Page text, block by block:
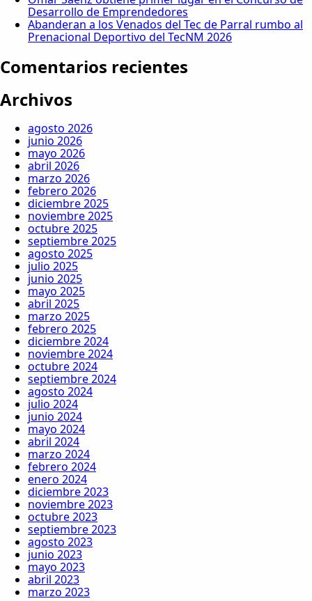
Desarrollo de Emprendedores
Abanderan a los Venados del Tec de Parral rumbo al
Prenacional Deportivo del TecNM 2026
Comentarios recientes
Archivos
agosto 2026
junio 2026
mayo 2026
abril 2026
marzo 2026
febrero 2026
diciembre 2025
noviembre 2025
octubre 2025
septiembre 2025
agosto 2025
julio 2025
junio 2025
mayo 2025
abril 2025
marzo 2025
febrero 2025
diciembre 2024
noviembre 2024
octubre 2024
septiembre 2024
agosto 2024
julio 2024
junio 2024
mayo 2024
abril 2024
marzo 2024
febrero 2024
enero 2024
diciembre 2023
noviembre 2023
octubre 2023
septiembre 2023
agosto 2023
junio 2023
mayo 2023
abril 2023
marzo 2023